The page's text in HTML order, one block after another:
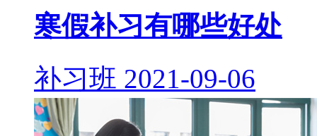
寒假补习有哪些好处
补习班 2021-09-06